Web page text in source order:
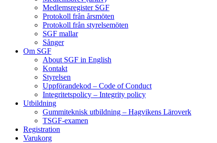
Medlemsregister SGF
Protokoll från årsmöten
Protokoll från styrelsemöten
SGF mallar
Sånger
Om SGF
About SGF in English
Kontakt
Styrelsen
Uppförandekod – Code of Conduct
Integritetspolicy – Integrity policy
Utbildning
Gummiteknisk utbildning – Hagvikens Läroverk
TSGF-examen
Registration
Varukorg